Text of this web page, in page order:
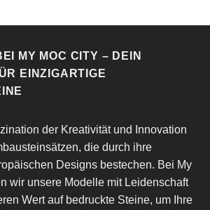
MY MOC CITY – DEIN
EINZIGARTIGE
der Kreativität und Innovation
die durch ihre
Designs bestechen. Bei My
wir unsere Modelle mit Leidenschaft
Wert auf bedruckte Steine, um Ihre